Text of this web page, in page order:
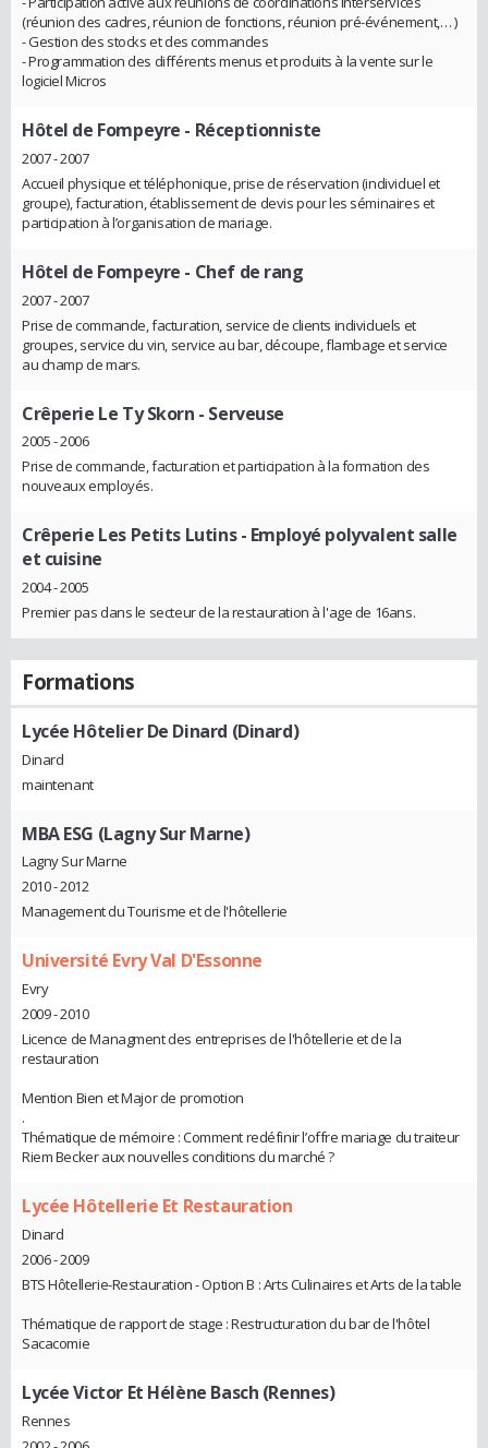
(réunion des cadres, réunion de fonctions, réunion pré-événement,… )
- Gestion des stocks et des commandes
- Programmation des différents menus et produits à la vente sur le
logiciel Micros
Hôtel de Fompeyre - Réceptionniste
2007 - 2007
Accueil physique et téléphonique, prise de réservation (individuel et
groupe), facturation, établissement de devis pour les séminaires et
participation à l’organisation de mariage.
Hôtel de Fompeyre - Chef de rang
2007 - 2007
Prise de commande, facturation, service de clients individuels et
groupes, service du vin, service au bar, découpe, flambage et service
au champ de mars.
Crêperie Le Ty Skorn - Serveuse
2005 - 2006
Prise de commande, facturation et participation à la formation des
nouveaux employés.
Crêperie Les Petits Lutins- Employé polyvalent salle
et cuisine
2004 - 2005
Premier pas dans le secteur de la restauration à l'age de 16ans.
Formations
Lycée Hôtelier De Dinard (Dinard)
Dinard
maintenant
MBA ESG (Lagny Sur Marne)
Lagny Sur Marne
2010 - 2012
Management du Tourisme et de l'hôtellerie
Université Evry Val D'Essonne
Evry
2009 - 2010
Licence de Managment des entreprises de l'hôtellerie et de la
restauration
Mention Bien et Major de promotion
.
Thématique de mémoire : Comment redéfinir l’offre mariage du traiteur
Riem Becker aux nouvelles conditions du marché ?
Lycée Hôtellerie Et Restauration
Dinard
2006 - 2009
BTS Hôtellerie-Restauration - Option B : Arts Culinaires et Arts de la table
Thématique de rapport de stage : Restructuration du bar de l'hôtel
Sacacomie
Lycée Victor Et Hélène Basch (Rennes)
Rennes